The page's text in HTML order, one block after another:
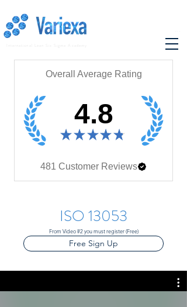
Overall Average Rating
4.8
★ ★ ★ ★ ★
481 Customer Reviews
ISO 13053
From Video #2 you must register (Free)
Free Sign Up